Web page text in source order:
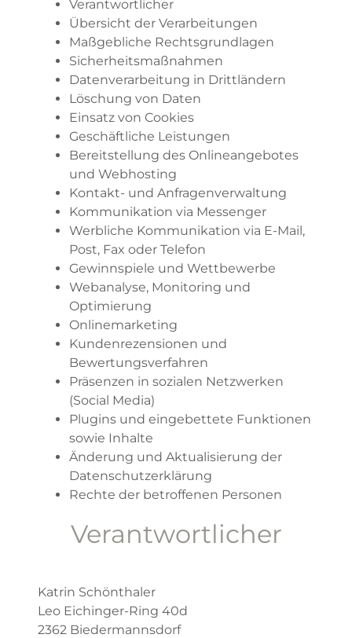
Verantwortlicher
Übersicht der Verarbeitungen
Maßgebliche Rechtsgrundlagen
Sicherheitsmaßnahmen
Datenverarbeitung in Drittländern
Löschung von Daten
Einsatz von Cookies
Geschäftliche Leistungen
Bereitstellung des Onlineangebotes
und Webhosting
Kontakt- und Anfragenverwaltung
Kommunikation via Messenger
Werbliche Kommunikation via E-Mail,
Post, Fax oder Telefon
Gewinnspiele und Wettbewerbe
Webanalyse, Monitoring und
Optimierung
Onlinemarketing
Kundenrezensionen und
Bewertungsverfahren
Präsenzen in sozialen Netzwerken
(Social Media)
Plugins und eingebettete Funktionen
sowie Inhalte
Änderung und Aktualisierung der
Datenschutzerklärung
Rechte der betroffenen Personen
Verantwortlicher
Katrin Schönthaler
Leo Eichinger-Ring 40d
2362 Biedermannsdorf